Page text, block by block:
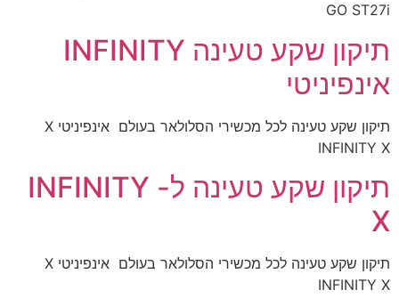
GO ST27i
תיקון שקע טעינה INFINITY
אינפיניטי
תיקון שקע טעינה לכל מכשירי הסלולאר בעולם אינפיניטי X
INFINITY X
תיקון שקע טעינה ל- INFINITY
X
תיקון שקע טעינה לכל מכשירי הסלולאר בעולם אינפיניטי X
INFINITY X